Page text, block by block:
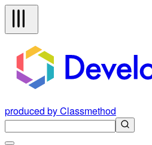
produced by Classmethod